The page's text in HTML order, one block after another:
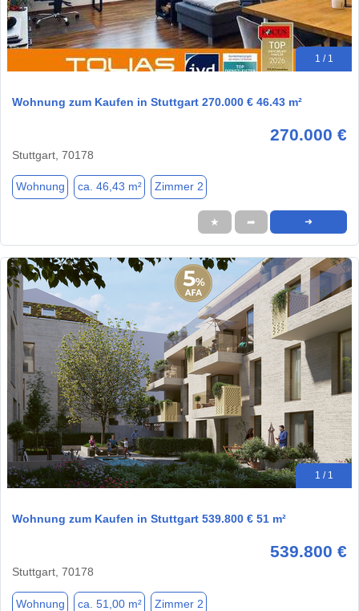
1 / 1
Wohnung zum Kaufen in Stuttgart 270.000 € 46.43 m²
270.000 €
Stuttgart, 70178
Wohnung ca. 46,43 m² Zimmer 2
★ ➦ ➜
1 / 1
Wohnung zum Kaufen in Stuttgart 539.800 € 51 m²
539.800 €
Stuttgart, 70178
Wohnung ca. 51,00 m² Zimmer 2